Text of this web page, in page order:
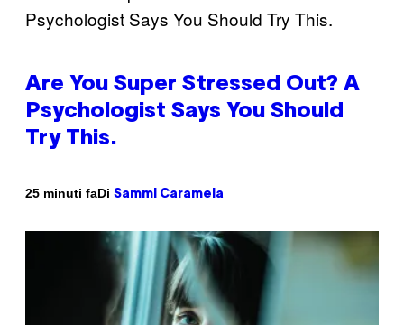
Are You Super Stressed Out? A
Psychologist Says You Should
Try This.
25 minuti faDi Sammi Caramela